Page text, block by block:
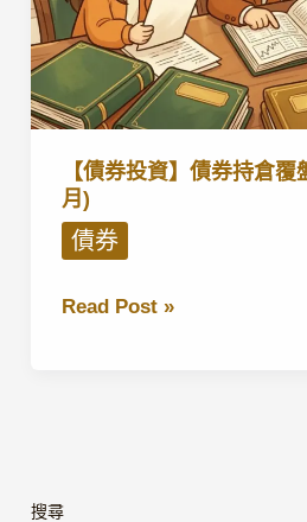
【債券投資】債券持倉
月)
債券
【債
持
Read Post »
搜尋